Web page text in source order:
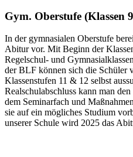
Gym. Oberstufe (Klassen
In der gymnasialen Oberstufe
Abitur vor. Mit Beginn der
Regelschul- und
der BLF können sich die Schüler
Klassenstufen 11 & 12 selbst
Realschulabschluss kann man
dem Seminarfach und
sie auf ein mögliches Studium
unserer Schule wird 2025 das